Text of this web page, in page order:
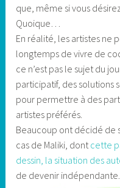
que, même si vous
Quoique…
En réalité, les artistes ne
longtemps de vivre de
ce n’est pas le sujet du
participatif, des solutions
pour permettre à des
artistes préférés.
Beaucoup ont décidé de
cas de Maliki, dontcette
dessin, la situation des
de devenir indépendante.